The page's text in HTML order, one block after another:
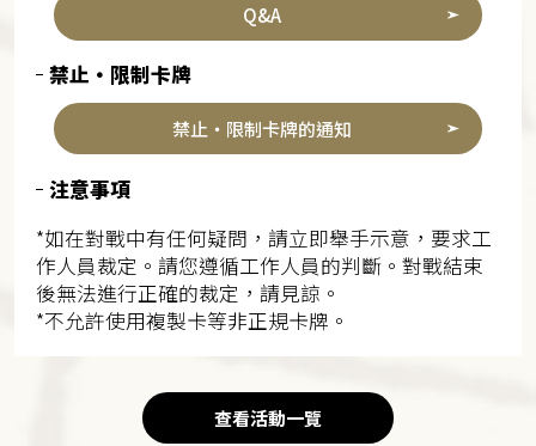
Q&A
禁止・限制卡牌
禁止・限制卡牌的通知
注意事項
*如在對戰中有任何疑問，請立即舉手示意，要求工
作人員裁定。請您遵循工作人員的判斷。對戰結束
後無法進行正確的裁定，請見諒。
*不允許使用複製卡等非正規卡牌。
查看活動一覽